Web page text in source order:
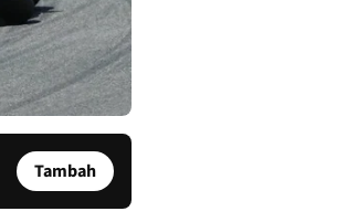
Tambah